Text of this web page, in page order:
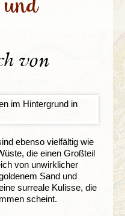
von
ebenso vielfältig wie
die einen Großteil
von unwirklicher
Sand und
surreale Kulisse, die
scheint.